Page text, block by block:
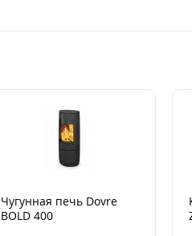
Чугунная печь Dovre
BOLD 400